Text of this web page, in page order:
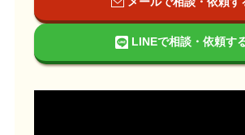
LINEで相談・依頼す